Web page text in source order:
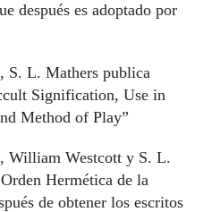
después es adoptado por
S. L. Mathers publica
Signification, Use in
Method of Play”
William Westcott y S. L.
Hermética de la
de obtener los escritos